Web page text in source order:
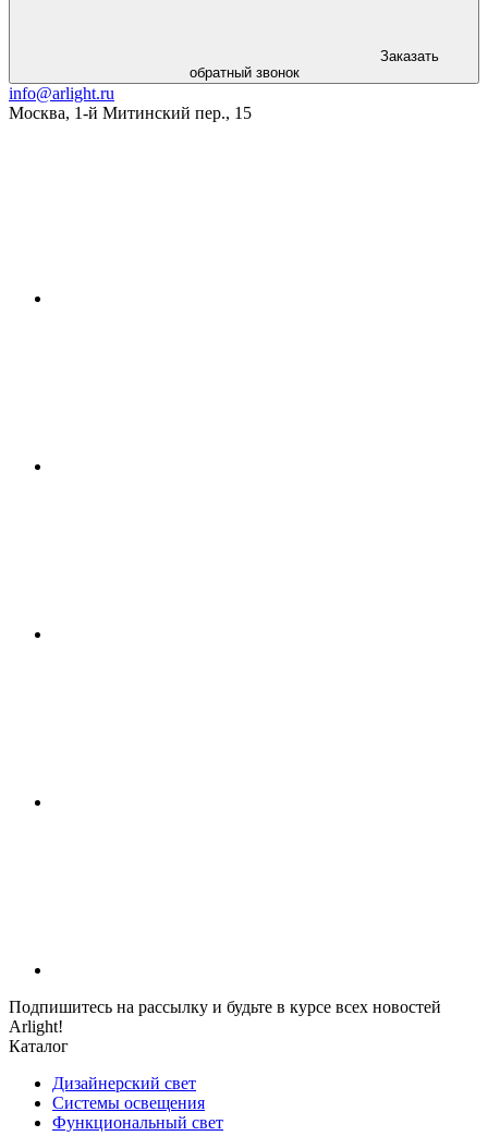
Заказать
обратный звонок
info@arlight.ru
Москва, 1-й Митинский пер., 15
Подпишитесь на рассылку и будьте в курсе всех новостей
Arlight!
Каталог
Дизайнерский свет
Системы освещения
Функциональный свет